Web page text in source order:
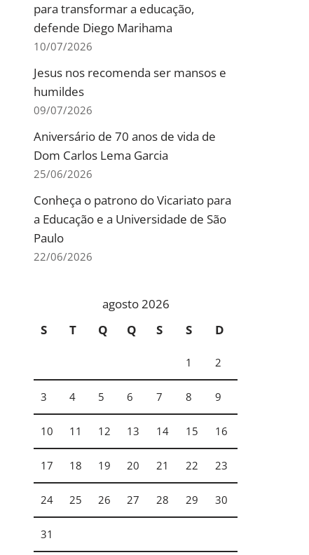
para transformar a educação,
defende Diego Marihama
10/07/2026
Jesus nos recomenda ser mansos e
humildes
09/07/2026
Aniversário de 70 anos de vida de
Dom Carlos Lema Garcia
25/06/2026
Conheça o patrono do Vicariato para
a Educação e a Universidade de São
Paulo
22/06/2026
agosto 2026
S
T Q Q S S D
1 2
3 4 5 6 7 8 9
10 11 12 13 14 15 16
17 18 19 20 21 22 23
24 25 26 27 28 29 30
31